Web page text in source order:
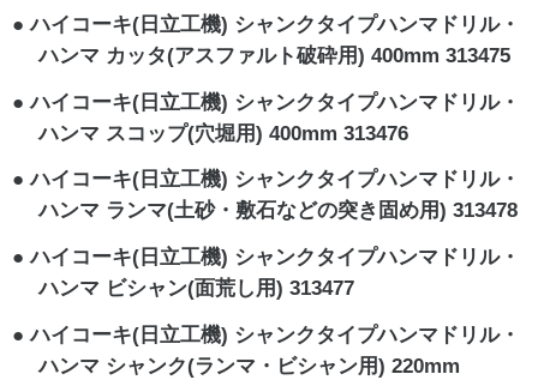
ハイコーキ(日立工機) シャンクタイプハンマドリル・
ハンマ カッタ(アスファルト破砕用) 400mm 313475
ハイコーキ(日立工機) シャンクタイプハンマドリル・
ハンマ スコップ(穴堀用) 400mm 313476
ハイコーキ(日立工機) シャンクタイプハンマドリル・
ハンマ ランマ(土砂・敷石などの突き固め用) 313478
ハイコーキ(日立工機) シャンクタイプハンマドリル・
ハンマ ビシャン(面荒し用) 313477
ハイコーキ(日立工機) シャンクタイプハンマドリル・
ハンマ シャンク(ランマ・ビシャン用) 220mm